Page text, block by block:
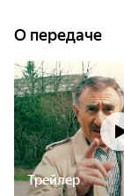
О передаче
Трейлер